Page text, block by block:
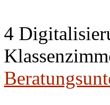
4